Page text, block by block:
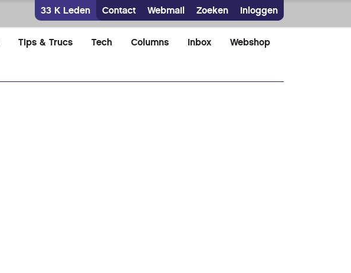
33 K Leden Contact Webmail Zoeken Inloggen
Tips & Trucs Tech Columns Inbox Webshop